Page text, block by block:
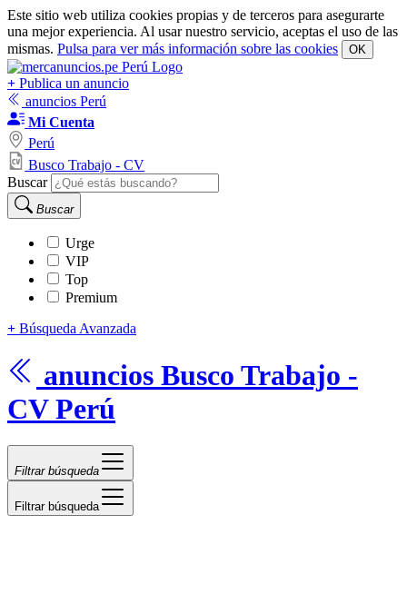
Este sitio web utiliza cookies propias y de terceros para asegurarte
una mejor experiencia. Al usar nuestro servicio, aceptas el uso de las
mismas. Pulsa para ver más información sobre las cookies OK
+ Publica un anuncio
anuncios Perú
Mi Cuenta
Perú
Busco Trabajo - CV
Buscar
Buscar
Urge
VIP
Top
Premium
+ Búsqueda Avanzada
anuncios Busco Trabajo -
CV Perú
Filtrar búsqueda
Filtrar búsqueda